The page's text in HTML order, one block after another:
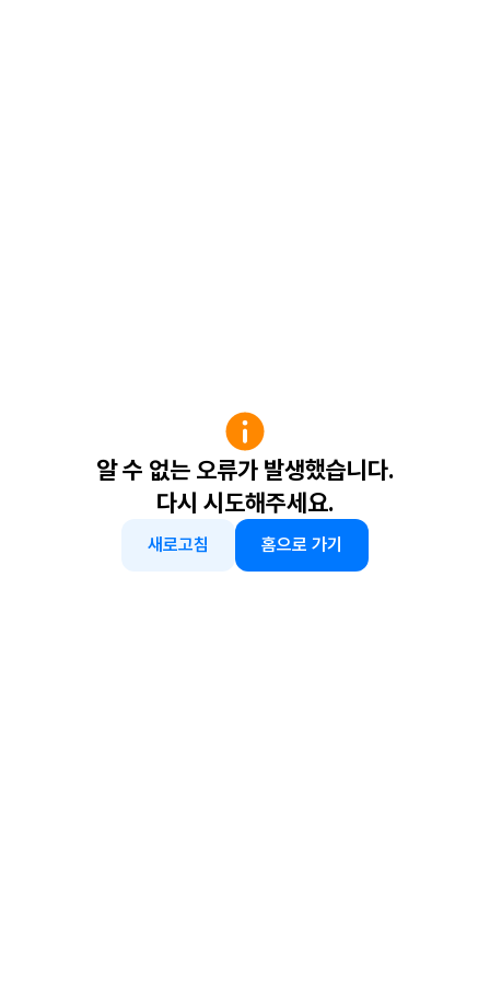
알 수 없는 오류가 발생했습니다.
다시 시도해주세요.
새로고침 홈으로 가기